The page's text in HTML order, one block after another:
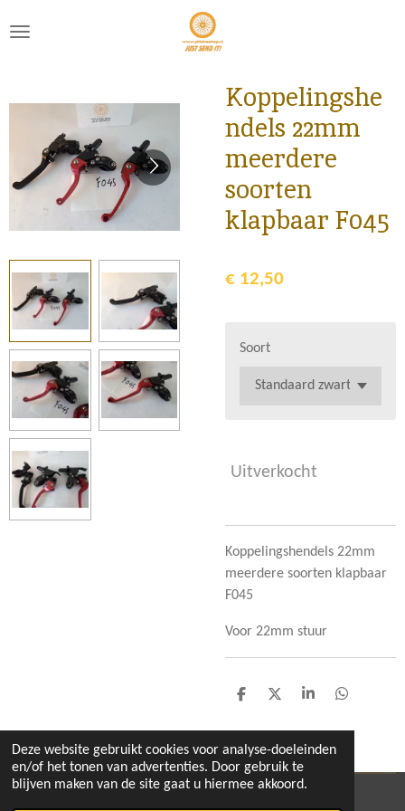
Deze website gebruikt cookies voor analyse-doeleinden
en/of het tonen van advertenties. Door gebruik te
blijven maken van de site gaat u hiermee akkoord.
direct
hoofdinhoud
Koppelingshe
ndels 22mm
meerdere
soorten
klapbaar F045
€ 12,50
Soort
Uitverkocht
Koppelingshendels 22mm
meerdere soorten klapbaar
F045
Voor 22mm stuur
D
l
e
n
D
e
l
S
a
r
D
l